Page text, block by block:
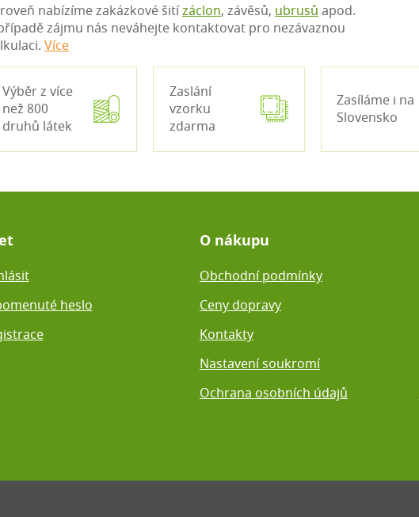
nabízíme zakázkové šitízáclon, závěsů, ubrusůapod.
zájmu nás neváhejte kontaktovat pro nezávaznou
Více
Výběr z více
než 800
druhů látek
Zaslání
vzorku
zdarma
Zasíláme i na
Slovensko
heslo
O nákupu
Obchodní podmínky
Ceny dopravy
Kontakty
Nastavení soukromí
Ochrana osobních údajů